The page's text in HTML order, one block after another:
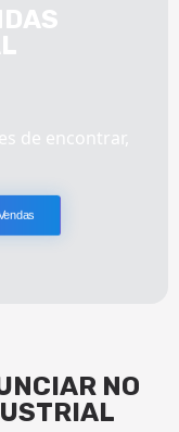
de encontrar,
NO